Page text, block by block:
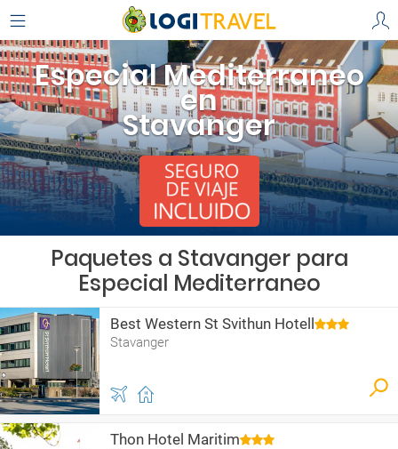
Especial Mediterraneo
en
Stavanger
Paquetes a Stavanger para
Especial Mediterraneo
Best Western St Svithun Hotell
Stavanger
Thon Hotel Maritim